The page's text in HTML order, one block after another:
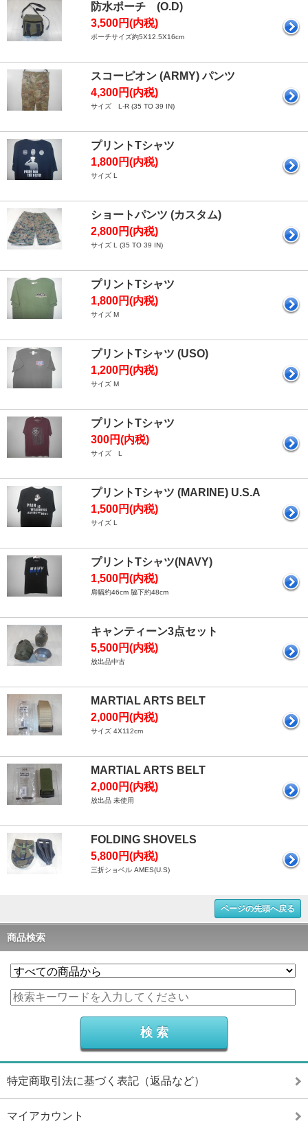
防水ポーチ (O.D)
3,500円(内税)
ポーチサイズ約5X12.5X16cm
スコーピオン (ARMY) パンツ
4,300円(内税)
サイズ L-R (35 TO 39 IN)
プリントTシャツ
1,800円(内税)
サイズ L
ショートパンツ (カスタム)
2,800円(内税)
サイズ L (35 TO 39 IN)
プリントTシャツ
1,800円(内税)
サイズ M
プリントTシャツ (USO)
1,200円(内税)
サイズ M
プリントTシャツ
300円(内税)
サイズ L
プリントTシャツ (MARINE) U.S.A
1,500円(内税)
サイズ L
プリントTシャツ(NAVY)
1,500円(内税)
肩幅約46cm 脇下約48cm
キャンティーン3点セット
5,500円(内税)
放出品中古
MARTIAL ARTS BELT
2,000円(内税)
サイズ 4X112cm
MARTIAL ARTS BELT
2,000円(内税)
放出品 未使用
FOLDING SHOVELS
5,800円(内税)
三折ショベル AMES(U.S)
ページの先頭へ戻る
商品検索
特定商取引法に基づく表記（返品など）
マイアカウント